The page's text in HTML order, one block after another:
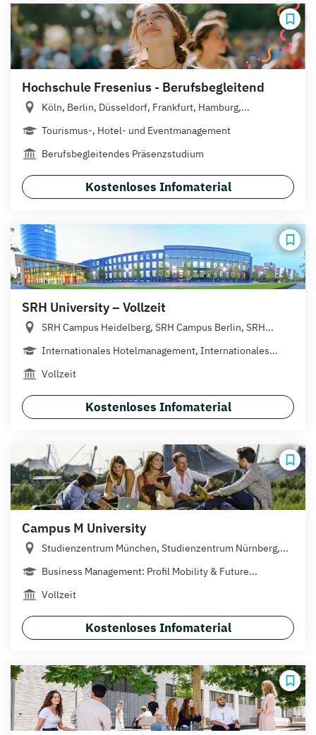
Hochschule Fresenius - Berufsbegleitend
Köln, Berlin, Düsseldorf, Frankfurt, Hamburg,...
Tourismus-, Hotel- und Eventmanagement
Berufsbegleitendes Präsenzstudium
Kostenloses Infomaterial
SRH University – Vollzeit
SRH Campus Heidelberg, SRH Campus Berlin, SRH...
Internationales Hotelmanagement, Internationales...
Vollzeit
Kostenloses Infomaterial
Campus M University
Studienzentrum München, Studienzentrum Nürnberg,...
Business Management: Profil Mobility & Future...
Vollzeit
Kostenloses Infomaterial